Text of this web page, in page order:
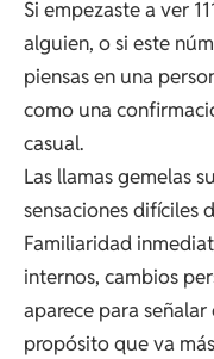
Si empezaste a ver
alguien, o si este
piensas en una
como una
casual.
Las llamas gemelas
sensaciones difíciles
Familiaridad
internos, cambios
aparece para
propósito que va